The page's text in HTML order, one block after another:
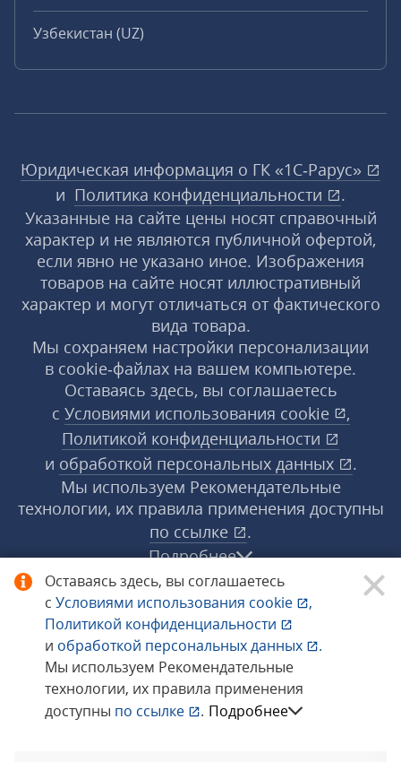
Оставаясь здесь, вы соглашаетесь
с Условиями использования cookie
,
Политикой конфиденциальности
и обработкой персональных данных
.
Мы используем Рекомендательные
технологии, их правила применения
доступны по ссылке . Подробнее
Узбекистан (UZ)
Юридическая информация о ГК «1С‑Рарус»
и Политика конфиденциальности
.
Указанные на сайте цены носят справочный
характер и не являются публичной офертой,
если явно не указано иное. Изображения
товаров на сайте носят иллюстративный
характер и могут отличаться от фактического
вида товара.
Мы сохраняем настройки персонализации
в cookie‑файлах на вашем компьютере.
Оставаясь здесь, вы соглашаетесь
с Условиями использования cookie
,
Политикой конфиденциальности
и обработкой персональных данных
.
Мы используем Рекомендательные
технологии, их правила применения доступны
по ссылке
.
Подробнее
© 1998−2026 «1С‑Рарус» ®. Все права
защищены.
Сообщить об ошибке